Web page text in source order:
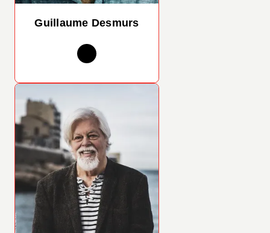
Guillaume Desmurs